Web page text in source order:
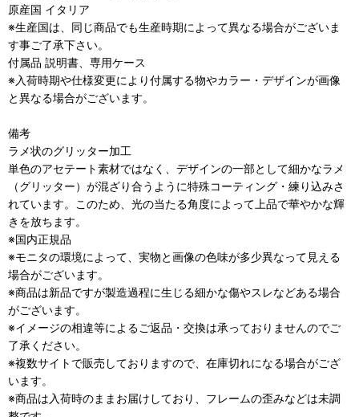
原産国 イタリア
※生産国は、同じ商品でも生産時期によって異なる場合がございま
す事ご了承下さい。
付属品 説明書、専用ケース
※入荷時期や仕様変更により付属する物やカラー・デザインが画像
と異なる場合がございます。
備考
ラメ状のグリッター加工
単色のアセテート素材ではなく、デザインの一部として細かなラメ
（グリッター）が混ざり合うように特殊コーティング・練り込みさ
れています。このため、光の当たる角度によって上品で華やかな輝
きを放ちます。
※国内正規品
※モニタの環境によって、実物と画像の色味が多少異なって見える
場合がございます。
※商品は新品ですが製造過程に生じる細かな傷やスレなどある場合
がございます。
※イメージの相違等によるご返品・交換は承っておりませんのでご
了承ください。
※複数サイトで販売しておりますので、在庫切れになる場合がござ
います。
※商品は入荷時のままお届けしており、フレームの歪みなどは未調